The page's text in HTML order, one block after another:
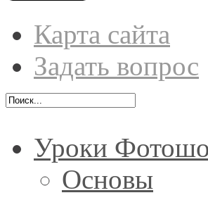
Карта сайта
Задать вопрос
Уроки
Основы